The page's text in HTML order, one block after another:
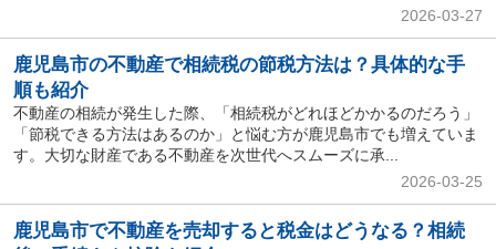
2026-03-27
鹿児島市の不動産で相続税の節税方法は？具体的な手
順も紹介
不動産の相続が発生した際、「相続税がどれほどかかるのだろう」
「節税できる方法はあるのか」と悩む方が鹿児島市でも増えていま
す。大切な財産である不動産を次世代へスムーズに承...
2026-03-25
鹿児島市で不動産を売却すると税金はどうなる？相続